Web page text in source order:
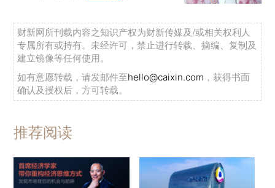
财新网所刊载内容之知识产权为财新传媒及/或相关权利人
专属所有或持有。未经许可，禁止进行转载、摘编、复制及
建立镜像等任何使用。
如有意愿转载，请发邮件至hello@caixin.com ，获得书面
确认及授权后，方可转载。
推荐阅读